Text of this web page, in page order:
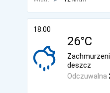
18:00
26°C
Odczuwalna
deszcz